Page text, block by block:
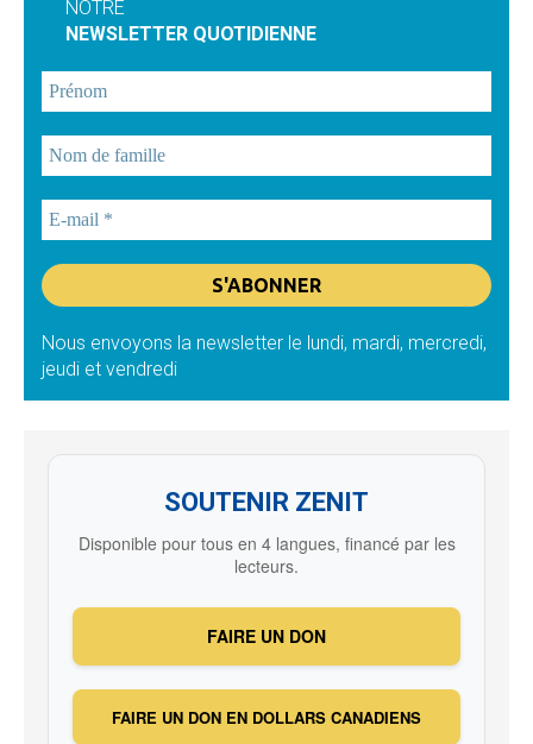
NOTRE
NEWSLETTER QUOTIDIENNE
Nous envoyons la newsletter le lundi, mardi, mercredi,
jeudi et vendredi
SOUTENIR ZENIT
Disponible pour tous en 4 langues, financé par les
lecteurs.
FAIRE UN DON
FAIRE UN DON EN DOLLARS CANADIENS